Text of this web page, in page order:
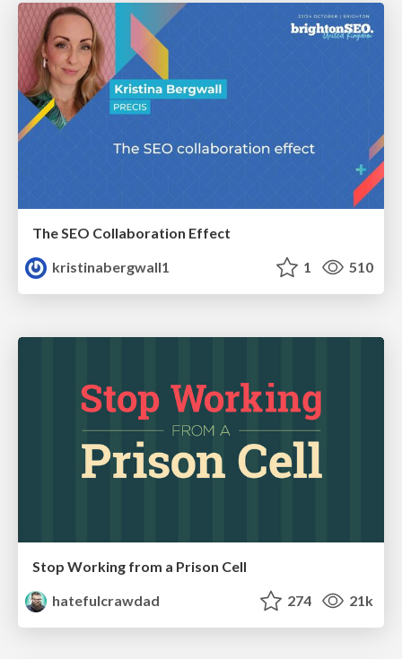
The SEO Collaboration Effect
kristinabergwall1
1 510
Stop Working from a Prison Cell
hatefulcrawdad
274 21k